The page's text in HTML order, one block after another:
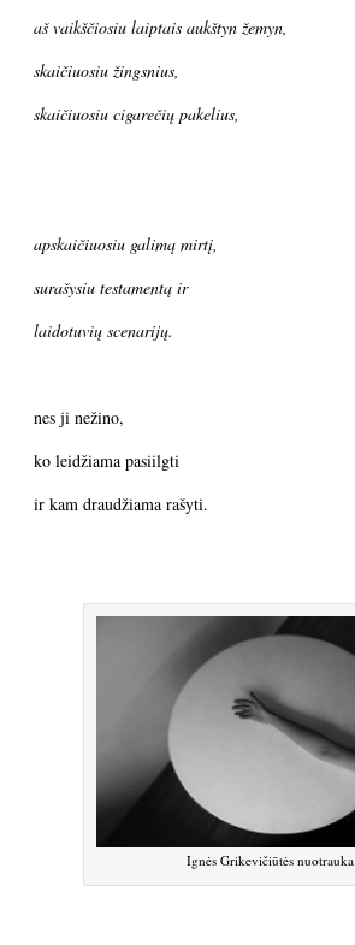
aš vaikščiosiu laiptais aukštyn žemyn,
skaičiuosiu žingsnius,
skaičiuosiu cigarečių pakelius,
apskaičiuosiu galimą mirtį,
surašysiu testamentą ir
laidotuvių scenarijų.
nes ji nežino,
ko leidžiama pasiilgti
ir kam draudžiama rašyti.
Ignės Grikevičiūtės nuotrauka